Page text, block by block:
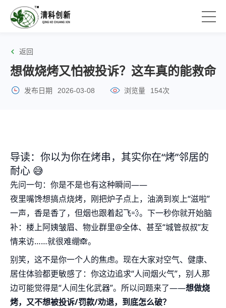
返回
想做烧烤又怕被投诉？这车真的能救命
发布日期 2026-03-08 浏览量 154次
导读：你以为你在烤串，其实你在“烤”邻居的
耐心 😅
先问一句：你是不是也有这种瞬间——
夜里嘴馋想搞点烧烤，刚把炉子点上，油滴到炭上“滋啦”
一声，香是香了，但烟也跟着起飞💨。下一秒你就开始脑
补：楼上阿姨皱眉、物业群里@全体、甚至“城管叔叔”友
情来访……就很难绷🙈。
别笑，这不是你一个人的焦虑。现在大家对空气、健康、
居住体验都更敏感了：你这边追求“人间烟火气”，别人那
边可能觉得是“人间生化武器”。所以问题来了——想做烧
烤，又不想被投诉/罚款/劝退，到底怎么破？